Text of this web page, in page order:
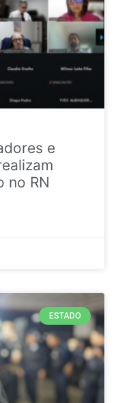
e
no RN
ESTADO